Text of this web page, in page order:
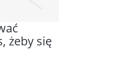
żeby się